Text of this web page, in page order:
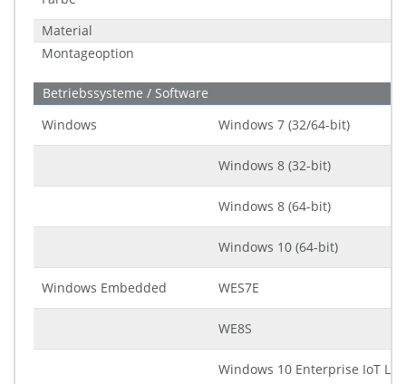
Material
Montageoption
Betriebssysteme / Software
Windows
Windows 7 (32/64-bit)
Windows 8 (32-bit)
Windows 8 (64-bit)
Windows 10 (64-bit)
Windows Embedded WES7E
WE8S
Windows 10 Enterprise IoT